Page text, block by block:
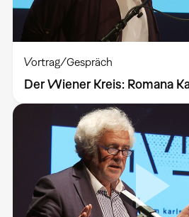
Vortrag/Gespräch
Der Wiener Kreis: Romana